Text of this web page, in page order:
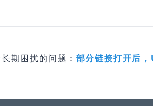
期困扰的问题： 部分链接打开后